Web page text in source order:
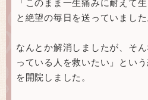
「このまま一生痛みに耐えて
と絶望の毎日を送っていました
なんとか解消しましたが、そ
っている人を救いたい」とい
を開院しました。